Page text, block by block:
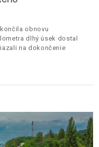
obnovu
dlhý úsek dostal
na dokončenie